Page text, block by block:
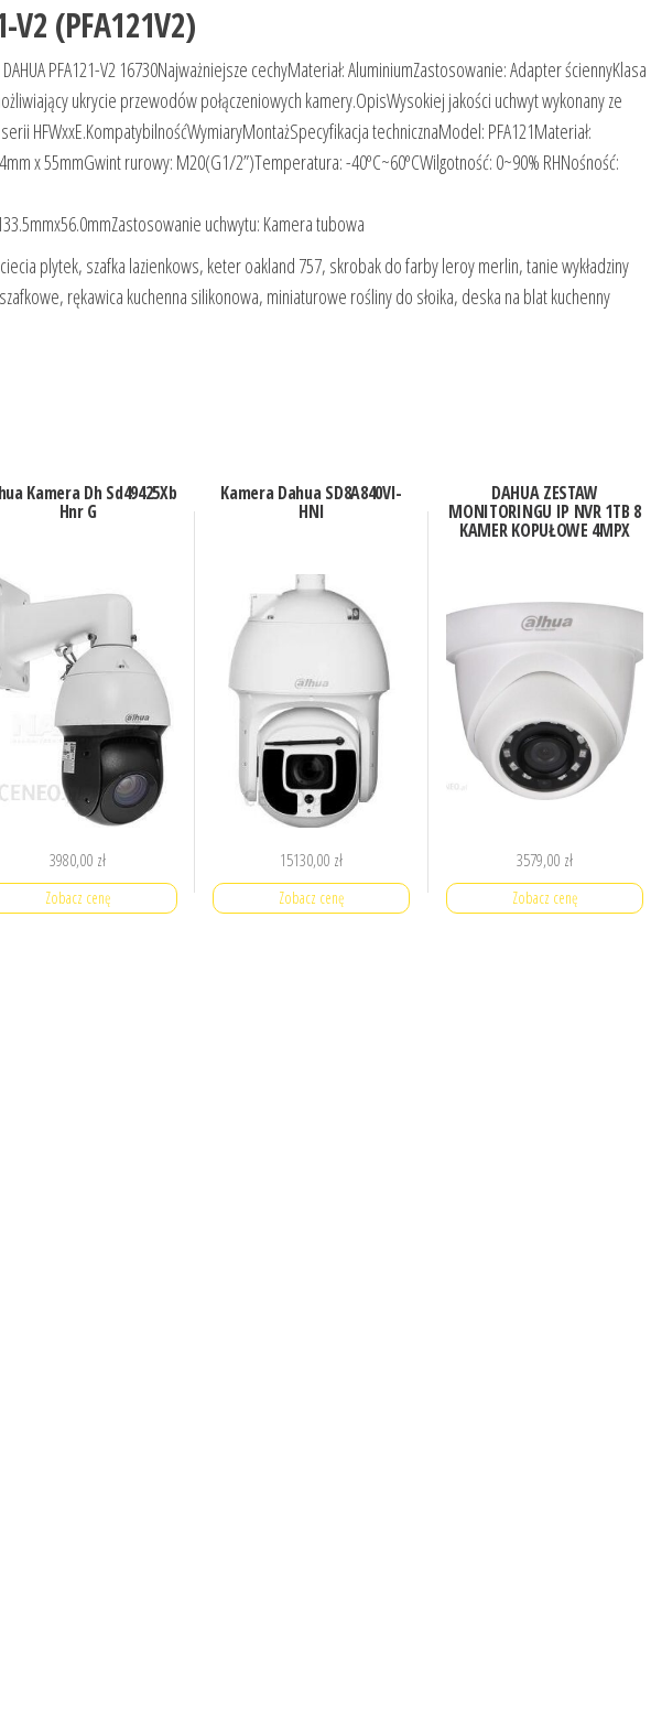
(PFA121V2)
DAHUA PFA121-V2 16730Najważniejsze cechyMateriał: AluminiumZastosowanie: Adapter ściennyKlasa
ukrycie przewodów połączeniowych kamery.OpisWysokiej jakości uchwyt wykonany ze
HFWxxE.KompatybilnośćWymiaryMontażSpecyfikacja technicznaModel: PFA121Materiał:
x 55mmGwint rurowy: M20(G1/2”)Temperatura: -40ºC~60ºCWilgotność: 0~90% RHNośność:
uchwytu: Kamera tubowa
plytek, szafka lazienkows, keter oakland 757, skrobak do farby leroy merlin, tanie wykładziny
rękawica kuchenna silikonowa, miniaturowe rośliny do słoika, deska na blat kuchenny
Kamera Dh Sd49425Xb
Hnr G
3980,00 zł
Zobacz cenę
Kamera Dahua SD8A840VI-
HNI
15130,00 zł
Zobacz cenę
DAHUA ZESTAW
MONITORINGU IP NVR 1TB 8
KAMER KOPUŁOWE 4MPX
3579,00 zł
Zobacz cenę